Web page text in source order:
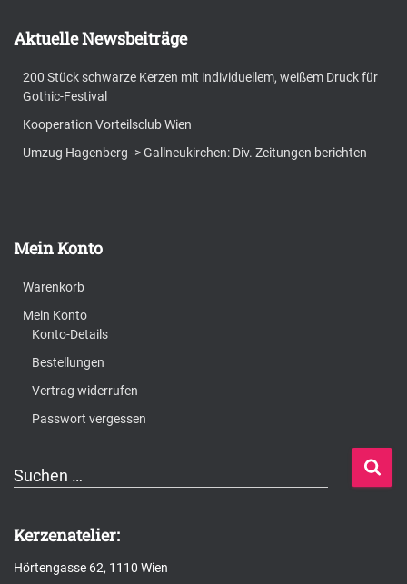
Aktuelle Newsbeiträge
200 Stück schwarze Kerzen mit individuellem, weißem Druck für
Gothic-Festival
Kooperation Vorteilsclub Wien
Umzug Hagenberg -> Gallneukirchen: Div. Zeitungen berichten
Mein Konto
Warenkorb
Mein Konto
Konto-Details
Bestellungen
Vertrag widerrufen
Passwort vergessen
S
h
e
Suchen …
Kerzenatelier:
Hörtengasse 62, 1110 Wien